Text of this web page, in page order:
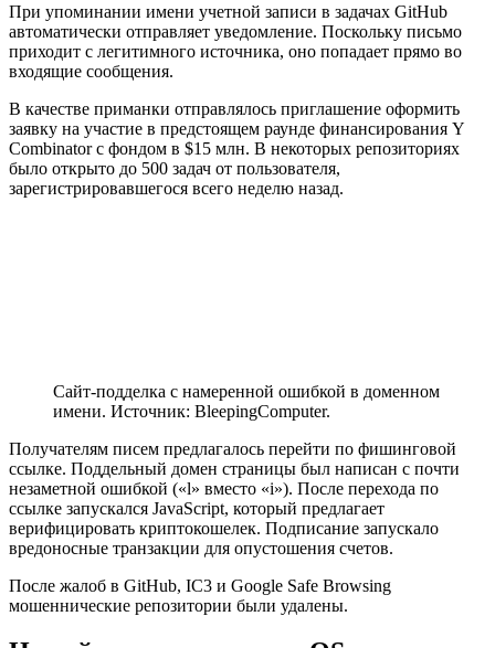
При упоминании имени учетной записи в задачах GitHub
автоматически отправляет уведомление. Поскольку письмо
приходит с легитимного источника, оно попадает прямо во
входящие сообщения.
В качестве приманки отправлялось приглашение оформить
заявку на участие в предстоящем раунде финансирования Y
Combinator с фондом в $15 млн. В некоторых репозиториях
было открыто до 500 задач от пользователя,
зарегистрировавшегося всего неделю назад.
Сайт-подделка с намеренной ошибкой в доменном
имени. Источник: BleepingComputer.
Получателям писем предлагалось перейти по фишинговой
ссылке. Поддельный домен страницы был написан с почти
незаметной ошибкой («l» вместо «i»). После перехода по
ссылке запускался JavaScript, который предлагает
верифицировать криптокошелек. Подписание запускало
вредоносные транзакции для опустошения счетов.
После жалоб в GitHub, IC3 и Google Safe Browsing
мошеннические репозитории были удалены.